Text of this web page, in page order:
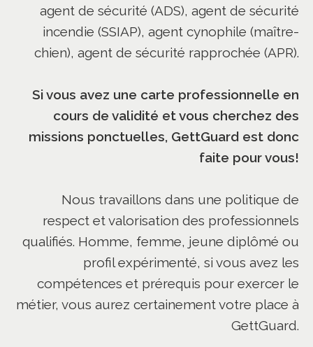
agent de sécurité (ADS), agent de sécurité
incendie (SSIAP), agent cynophile (maître-
chien), agent de sécurité rapprochée (APR).
Si vous avez une carte professionnelle en
cours de validité et vous cherchez des
missions ponctuelles, GettGuard est donc
faite pour vous!
Nous travaillons dans une politique de
respect et valorisation des professionnels
qualifiés. Homme, femme, jeune diplômé ou
profil expérimenté, si vous avez les
compétences et prérequis pour exercer le
métier, vous aurez certainement votre place à
GettGuard.